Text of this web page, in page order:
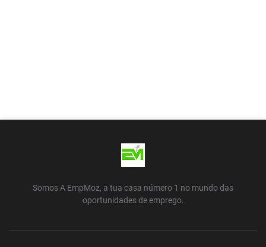
Somos A EmpMoz, a tua casa número 1 no mundo das
oportunidades de emprego.